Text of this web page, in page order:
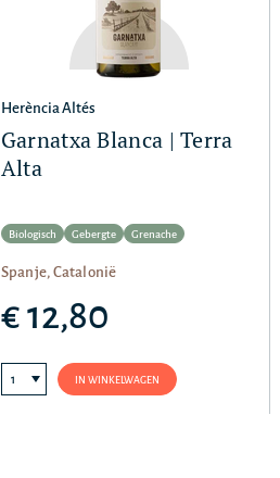
Herència Altés
Garnatxa Blanca | Terra
Alta
Biologisch Gebergte Grenache
Spanje, Catalonië
€ 12,80
IN WINKELWAGEN